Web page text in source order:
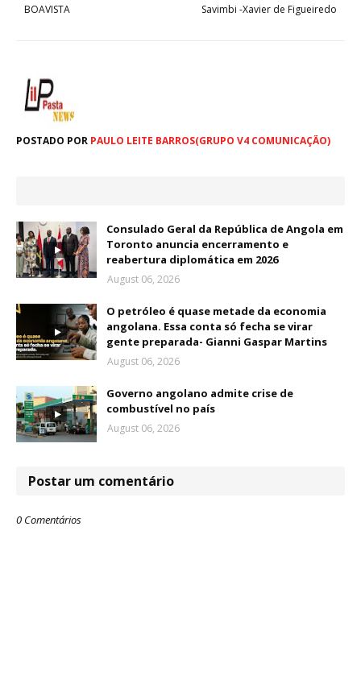
Savimbi -Xavier de Figueiredo
BOAVISTA
POSTADO POR PAULO LEITE BARROS(GRUPO V4 COMUNICAÇÃO)
Consulado Geral da República de Angola em
Toronto anuncia encerramento e
reabertura diplomática em 2026
August 06, 2026
O petróleo é quase metade da economia
angolana. Essa conta só fecha se virar
gente preparada- Gianni Gaspar Martins
August 06, 2026
Governo angolano admite crise de
combustível no país
August 06, 2026
Postar um comentário
0 Comentários